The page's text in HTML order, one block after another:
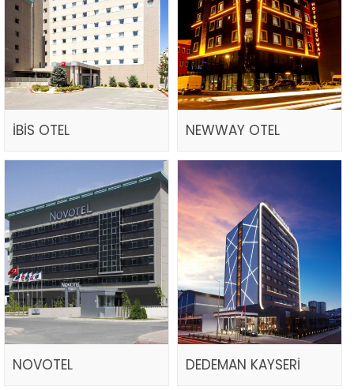
İBİS OTEL NEWWAY OTEL
NOVOTEL DEDEMAN KAYSERİ